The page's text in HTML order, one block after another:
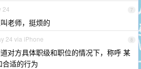
7
24
老师，挺烦的
8
24 via iPhone
对方具体职级和职位的情况下，称呼 某
适的行为